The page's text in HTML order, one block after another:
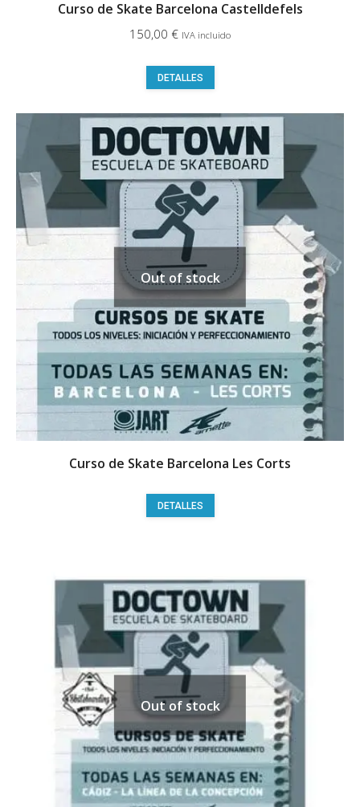
Curso de Skate Barcelona Castelldefels
150,00 € IVA incluido
DETALLES
tiene
múltiples
variantes.
Las
opciones
pueden
elegir
en
la
página
de
producto
Out of stock
Curso de Skate Barcelona Les Corts
DETALLES
Out of stock